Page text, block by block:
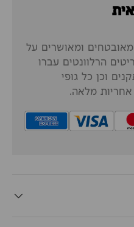
ומאושרים על
הרלוונטים עברו
וכן כל גופי
מלאה.